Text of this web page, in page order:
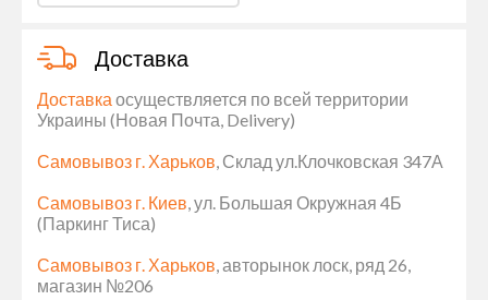
Доставка
Доставка осуществляется по всей территории
Украины (Новая Почта, Delivery)
Самовывоз г. Харьков, Склад ул.Клочковская 347А
Самовывоз г. Киев, ул. Большая Окружная 4Б
(Паркинг Тиса)
Самовывоз г. Харьков, авторынок лоск, ряд 26,
магазин №206